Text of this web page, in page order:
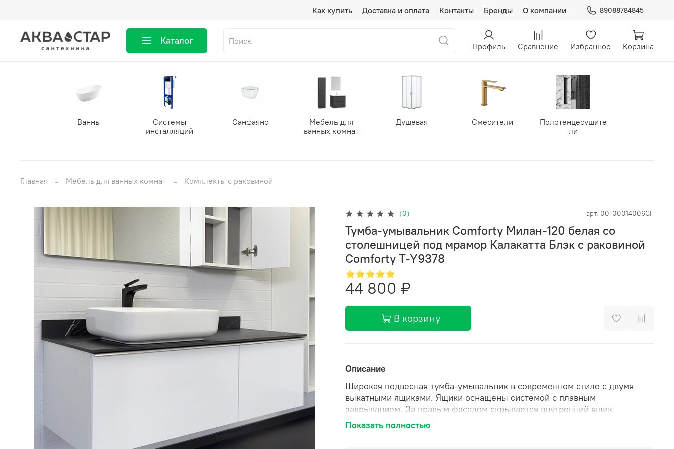
Как купить Доставка и оплата Контакты Бренды О компании 89088784845
Каталог Профиль Сравнение Избранное Корзина
Ванны
Системы
инсталляций
Санфаянс
Мебель для
ванных комнат
Душевая Смесители
Полотенцесушите
ли
Главная Мебель для ванных комнат Комплекты с раковиной
(0) арт. 00-00014006CF
Тумба-умывальник Comforty Милан-120 белая со
столешницей под мрамор Калакатта Блэк с раковиной
Comforty T-Y9378
⭐⭐⭐⭐⭐
44 800 ₽
В корзину
Описание
Широкая подвесная тумба-умывальник в современном стиле с двумя
выкатными ящиками. Ящики оснащены системой с плавным
закрыванием. За правым фасадом скрывается внутренний ящик
оснащенный системой push-to-open (открытие при нажатии). Тумба
укомплектована столешницей и плинтусом из керамогранита под мрамор
Показать полностью